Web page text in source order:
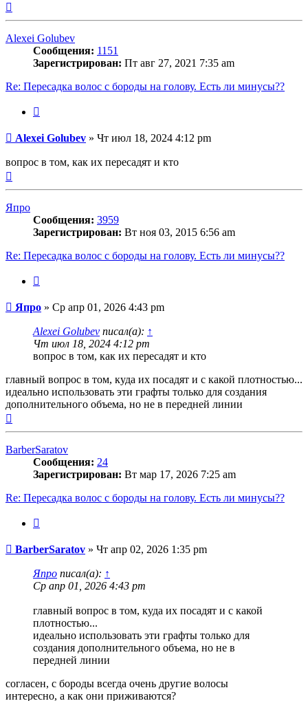
Alexei Golubev
Сообщения: 1151
Зарегистрирован: Пт авг 27, 2021 7:35 am
Re: Пересадка волос с бороды на голову. Есть ли минусы??
Сообщение
Alexei Golubev » Чт июл 18, 2024 4:12 pm
вопрос в том, как их пересадят и кто
Япро
Сообщения: 3959
Зарегистрирован: Вт ноя 03, 2015 6:56 am
Re: Пересадка волос с бороды на голову. Есть ли минусы??
Сообщение
Япро » Ср апр 01, 2026 4:43 pm
Alexei Golubev писал(а): ↑
Чт июл 18, 2024 4:12 pm
вопрос в том, как их пересадят и кто
главный вопрос в том, куда их посадят и с какой плотностью...
идеально использовать эти графты только для создания
дополнительного объема, но не в передней линии
BarberSaratov
Сообщения: 24
Зарегистрирован: Вт мар 17, 2026 7:25 am
Re: Пересадка волос с бороды на голову. Есть ли минусы??
Сообщение
BarberSaratov » Чт апр 02, 2026 1:35 pm
Япро писал(а): ↑
Ср апр 01, 2026 4:43 pm
главный вопрос в том, куда их посадят и с какой
плотностью...
идеально использовать эти графты только для
создания дополнительного объема, но не в
передней линии
согласен, с бороды всегда очень другие волосы
интересно, а как они приживаются?